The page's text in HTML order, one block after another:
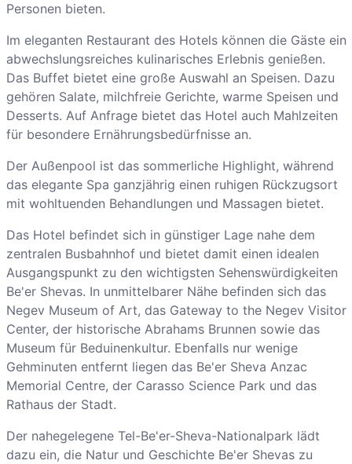
Personen bieten.
Im eleganten Restaurant des Hotels können die Gäste ein
abwechslungsreiches kulinarisches Erlebnis genießen.
Das Buffet bietet eine große Auswahl an Speisen. Dazu
gehören Salate, milchfreie Gerichte, warme Speisen und
Desserts. Auf Anfrage bietet das Hotel auch Mahlzeiten
für besondere Ernährungsbedürfnisse an.
Der Außenpool ist das sommerliche Highlight, während
das elegante Spa ganzjährig einen ruhigen Rückzugsort
mit wohltuenden Behandlungen und Massagen bietet.
Das Hotel befindet sich in günstiger Lage nahe dem
zentralen Busbahnhof und bietet damit einen idealen
Ausgangspunkt zu den wichtigsten Sehenswürdigkeiten
Be'er Shevas. In unmittelbarer Nähe befinden sich das
Negev Museum of Art, das Gateway to the Negev Visitor
Center, der historische Abrahams Brunnen sowie das
Museum für Beduinenkultur. Ebenfalls nur wenige
Gehminuten entfernt liegen das Be'er Sheva Anzac
Memorial Centre, der Carasso Science Park und das
Rathaus der Stadt.
Der nahegelegene Tel-Be'er-Sheva-Nationalpark lädt
dazu ein, die Natur und Geschichte Be'er Shevas zu